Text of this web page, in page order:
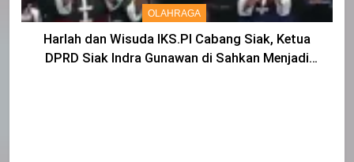
OLAHRAGA
Harlah dan Wisuda IKS.PI Cabang Siak, Ketua
DPRD Siak Indra Gunawan di Sahkan Menjadi